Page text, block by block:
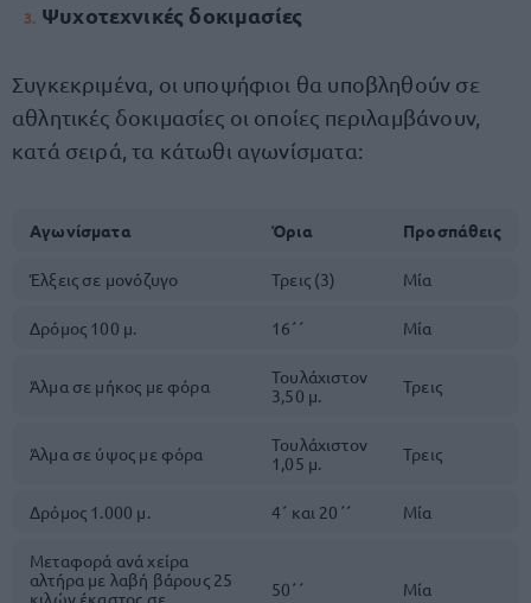
Ψυχοτεχνικές δοκιμασίες
Συγκεκριμένα, οι υποψήφιοι θα υποβληθούν σε
αθλητικές δοκιμασίες οι οποίες περιλαμβάνουν,
κατά σειρά, τα κάτωθι αγωνίσματα:
Αγωνίσματα Όρια Προσπάθεις
Έλξεις σε μονόζυγο Τρεις (3) Μία
Δρόμος 100 μ. 16΄΄ Μία
Άλμα σε μήκος με φόρα
Τουλάχιστον
3,50 μ.
Τρεις
Άλμα σε ύψος με φόρα
Τουλάχιστον
1,05 μ.
Τρεις
Δρόμος 1.000 μ. 4΄ και 20΄΄ Μία
Μεταφορά ανά χείρα
αλτήρα με λαβή βάρους 25
κιλών έκαστος σε
50΄΄ Μία